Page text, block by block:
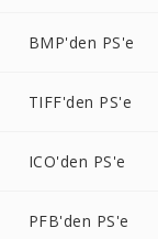
BMP'den PS'e
TIFF'den PS'e
ICO'den PS'e
PFB'den PS'e